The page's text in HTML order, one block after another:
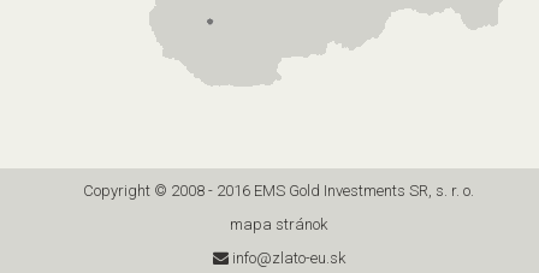
Copyright © 2008 - 2016 EMS Gold Investments SR, s. r. o.
mapa stránok
info@zlato-eu.sk